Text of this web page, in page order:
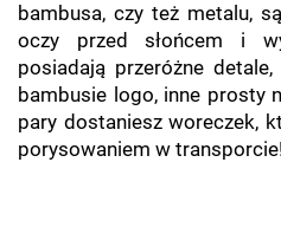
bambusa, czy też metalu,
oczy przed słońcem i
posiadają przeróżne
bambusie logo, inne prosty
pary dostaniesz woreczek,
porysowaniem w